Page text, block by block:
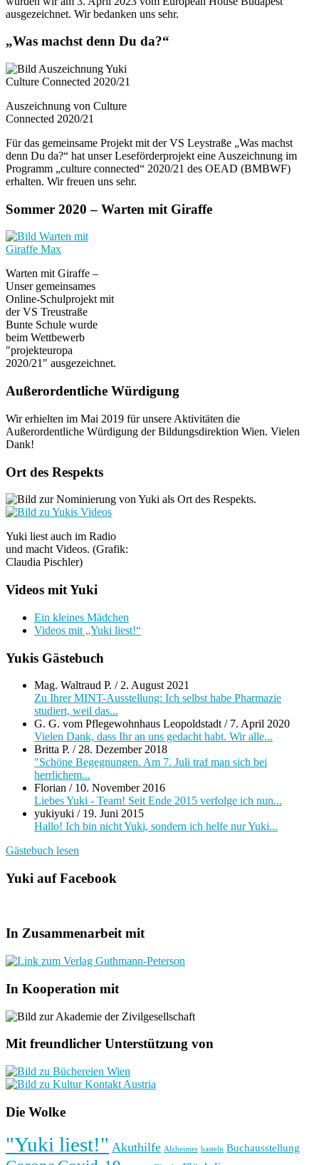
ausgezeichnet. Wir bedanken uns sehr.
„Was machst denn Du da?“
Auszeichnung von Culture
Connected 2020/21
Für das gemeinsame Projekt mit der VS Leystraße „Was machst
denn Du da?“ hat unser Leseförderprojekt eine Auszeichnung im
Programm „culture connected“ 2020/21 des OEAD (BMBWF)
erhalten. Wir freuen uns sehr.
Sommer 2020 – Warten mit Giraffe
Warten mit Giraffe –
Unser gemeinsames
Online-Schulprojekt mit
der VS Treustraße
Bunte Schule wurde
beim Wettbewerb
"projekteuropa
2020/21" ausgezeichnet.
Außerordentliche Würdigung
Wir erhielten im Mai 2019 für unsere Aktivitäten die
Außerordentliche Würdigung der Bildungsdirektion Wien. Vielen
Dank!
Ort des Respekts
Yuki liest auch im Radio
und macht Videos. (Grafik:
Claudia Pischler)
Videos mit Yuki
Ein kleines Mädchen
Videos mit „Yuki liest!“
Yukis Gästebuch
Mag. Waltraud P. / 2. August 2021
Zu Ihrer MINT-Ausstellung: Ich selbst habe Pharmazie
studiert, weil das...
G. G. vom Pflegewohnhaus Leopoldstadt / 7. April 2020
Vielen Dank, dass Ihr an uns gedacht habt. Wir alle...
Britta P. / 28. Dezember 2018
"Schöne Begegnungen. Am 7. Juli traf man sich bei
herrlichem...
Florian / 10. November 2016
Liebes Yuki - Team! Seit Ende 2015 verfolge ich nun...
yukiyuki / 19. Juni 2015
Hallo! Ich bin nicht Yuki, sondern ich helfe nur Yuki...
Gästebuch lesen
Yuki auf Facebook
In Zusammenarbeit mit
In Kooperation mit
Mit freundlicher Unterstützung von
Die Wolke
"Yuki liest!" Akuthilfe Alzheimer basteln Buchausstellung